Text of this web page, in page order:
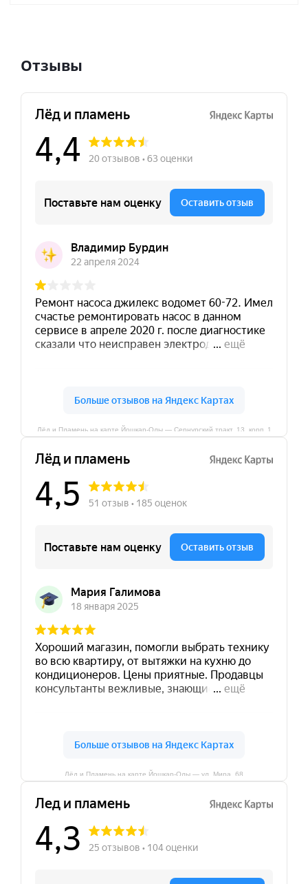
Отзывы
Лёд и Пламень на карте Йошкар‑Олы — Сернурский тракт, 13, корп. 1
Лёд и Пламень на карте Йошкар‑Олы — ул. Мира, 68